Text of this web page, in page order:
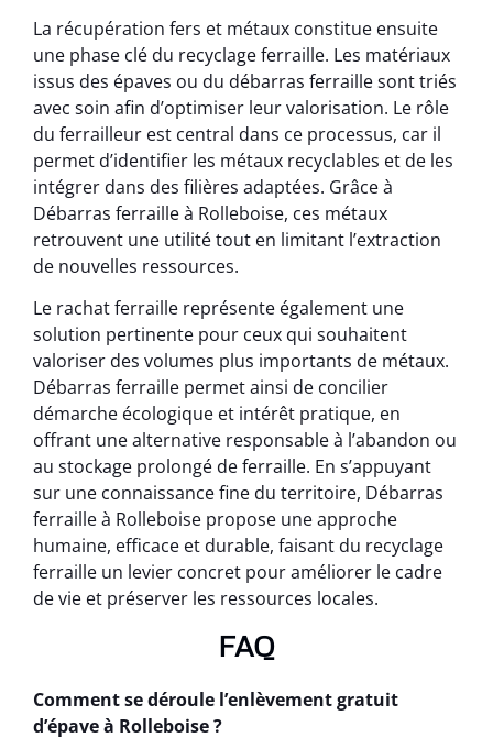
La récupération fers et métaux constitue ensuite
une phase clé du recyclage ferraille. Les matériaux
issus des épaves ou du débarras ferraille sont triés
avec soin afin d’optimiser leur valorisation. Le rôle
du ferrailleur est central dans ce processus, car il
permet d’identifier les métaux recyclables et de les
intégrer dans des filières adaptées. Grâce à
Débarras ferraille à Rolleboise, ces métaux
retrouvent une utilité tout en limitant l’extraction
de nouvelles ressources.
Le rachat ferraille représente également une
solution pertinente pour ceux qui souhaitent
valoriser des volumes plus importants de métaux.
Débarras ferraille permet ainsi de concilier
démarche écologique et intérêt pratique, en
offrant une alternative responsable à l’abandon ou
au stockage prolongé de ferraille. En s’appuyant
sur une connaissance fine du territoire, Débarras
ferraille à Rolleboise propose une approche
humaine, efficace et durable, faisant du recyclage
ferraille un levier concret pour améliorer le cadre
de vie et préserver les ressources locales.
FAQ
Comment se déroule l’enlèvement gratuit
d’épave à Rolleboise ?